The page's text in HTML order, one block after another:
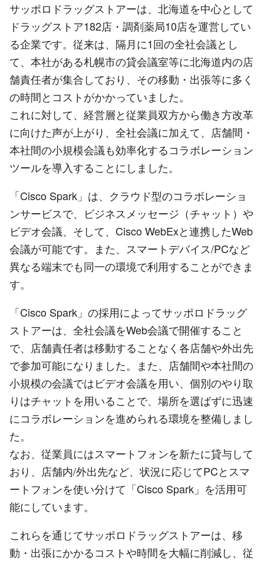
サッポロドラッグストアーは、北海道を中心として
ドラッグストア182店・調剤薬局10店を運営してい
る企業です。従来は、隔月に1回の全社会議とし
て、本社がある札幌市の貸会議室等に北海道内の店
舗責任者が集合しており、その移動・出張等に多く
の時間とコストがかかっていました。
これに対して、経営層と従業員双方から働き方改革
に向けた声が上がり、全社会議に加えて、店舗間・
本社間の小規模会議も効率化するコラボレーション
ツールを導入することにしました。
「Cisco Spark」は、クラウド型のコラボレーショ
ンサービスで、ビジネスメッセージ（チャット）や
ビデオ会議、そして、Cisco WebExと連携したWeb
会議が可能です。また、スマートデバイス/PCなど
異なる端末でも同一の環境で利用することができま
す。
「Cisco Spark」の採用によってサッポロドラッグ
ストアーは、全社会議をWeb会議で開催すること
で、店舗責任者は移動することなく各店舗や外出先
で参加可能になりました。また、店舗間や本社間の
小規模の会議ではビデオ会議を用い、個別のやり取
りはチャットを用いることで、場所を選ばずに迅速
にコラボレーションを進められる環境を整備しまし
た。
なお、従業員にはスマートフォンを新たに貸与して
おり、店舗内/外出先など、状況に応じてPCとスマ
ートフォンを使い分けて「Cisco Spark」を活用可
能にしています。
これらを通じてサッポロドラッグストアーは、移
動・出張にかかるコストや時間を大幅に削減し、従